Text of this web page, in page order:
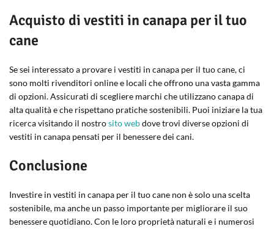
Acquisto di vestiti in canapa per il tuo
cane
Se sei interessato a provare i vestiti in canapa per il tuo cane, ci
sono molti rivenditori online e locali che offrono una vasta gamma
di opzioni. Assicurati di scegliere marchi che utilizzano canapa di
alta qualità e che rispettano pratiche sostenibili. Puoi iniziare la tua
ricerca visitando il nostrosito webdove trovi diverse opzioni di
vestiti in canapa pensati per il benessere dei cani.
Conclusione
Investire in vestiti in canapa per il tuo cane non è solo una scelta
sostenibile, ma anche un passo importante per migliorare il suo
benessere quotidiano. Con le loro proprietà naturali e i numerosi